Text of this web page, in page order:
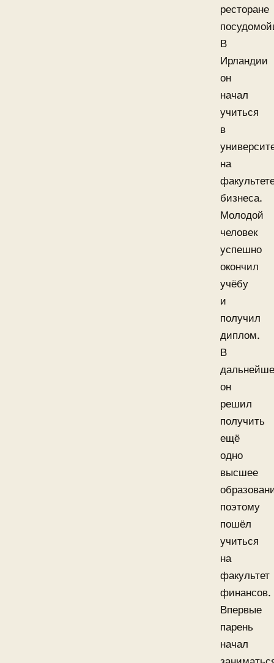
ресторане
В
Ирландии
он
начал
учиться
в
на
бизнеса.
Молодой
человек
успешно
окончил
учёбу
и
получил
диплом.
В
он
решил
получить
ещё
одно
высшее
поэтому
пошёл
учиться
на
факультет
финансов.
Впервые
парень
начал